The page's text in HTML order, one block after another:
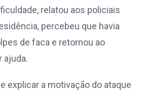
relatou aos policiais
percebeu que havia
de faca e retornou ao
ajuda.
explicar a motivação do ataque